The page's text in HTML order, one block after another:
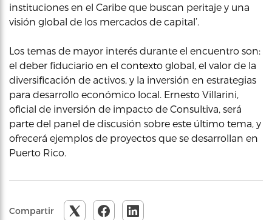
instituciones en el Caribe que buscan peritaje y una
visión global de los mercados de capital’.
Los temas de mayor interés durante el encuentro son:
el deber fiduciario en el contexto global, el valor de la
diversificación de activos, y la inversión en estrategias
para desarrollo económico local. Ernesto Villarini,
oficial de inversión de impacto de Consultiva, será
parte del panel de discusión sobre este último tema, y
ofrecerá ejemplos de proyectos que se desarrollan en
Puerto Rico.
Compartir